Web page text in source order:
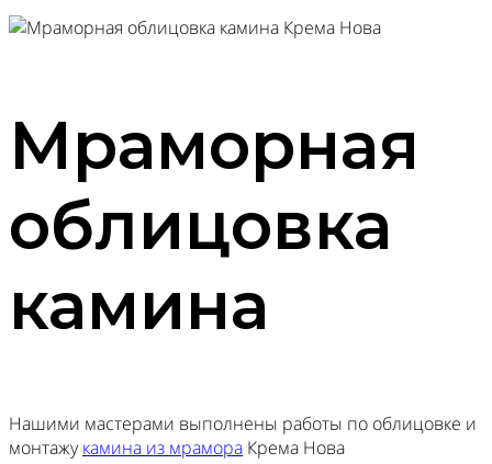
Мраморная
облицовка
камина
Нашими мастерами выполнены работы по облицовке и
монтажукамина из мрамора Крема Нова